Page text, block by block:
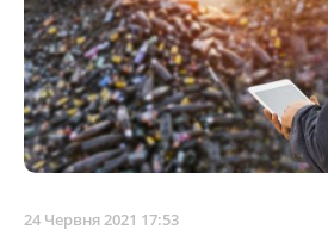
24 Червня 2021 17:53